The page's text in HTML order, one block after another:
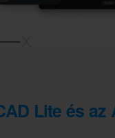
Lite és az